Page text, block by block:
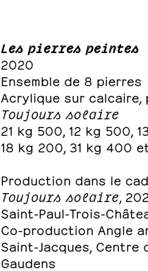
Les pierres peintes
2020
Ensemble de 8 pierres
Acrylique sur calcaire,
Toujours solaire
21 kg 500, 12 kg 500,
18 kg 200, 31 kg 400
Production dans le
Toujours solaire ,
Saint-Paul-Trois-
Co-production Angle
Saint-Jacques,
Gaudens